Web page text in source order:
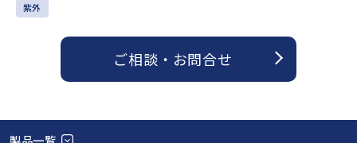
紫外
ご相談 ・ お問合せ